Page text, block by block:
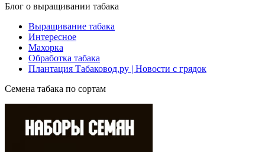
Блог о выращивании табака
Выращивание табака
Интересное
Махорка
Обработка табака
Плантация Табаковод.ру | Новости с грядок
Семена табака по сортам